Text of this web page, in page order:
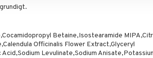
Betaine,Isostearamide
Officinalis Flower Extract,Glyceryl
Levulinate,Sodium